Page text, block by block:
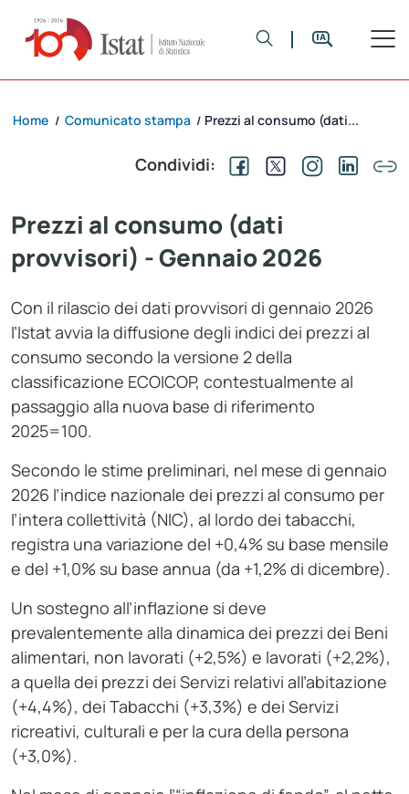
Home / Comunicato stampa / Prezzi al consumo (dati...
Condividi:
Prezzi al consumo (dati
provvisori) - Gennaio 2026
Con il rilascio dei dati provvisori di gennaio 2026
l’Istat avvia la diffusione degli indici dei prezzi al
consumo secondo la versione 2 della
classificazione ECOICOP, contestualmente al
passaggio alla nuova base di riferimento
2025=100.
Secondo le stime preliminari, nel mese di gennaio
2026 l’indice nazionale dei prezzi al consumo per
l’intera collettività (NIC), al lordo dei tabacchi,
registra una variazione del +0,4% su base mensile
e del +1,0% su base annua (da +1,2% di dicembre).
Un sostegno all’inflazione si deve
prevalentemente alla dinamica dei prezzi dei Beni
alimentari, non lavorati (+2,5%) e lavorati (+2,2%),
a quella dei prezzi dei Servizi relativi all’abitazione
(+4,4%), dei Tabacchi (+3,3%) e dei Servizi
ricreativi, culturali e per la cura della persona
(+3,0%).